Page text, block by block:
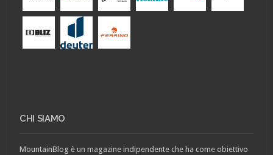
CHI SIAMO
MountainBlog è un magazine indipendente che ha come obiettivo